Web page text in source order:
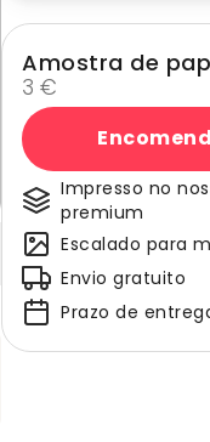
Amostra de
3 €
Impresso no
premium
Escalado para
Envio gratuito
Prazo de